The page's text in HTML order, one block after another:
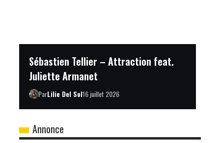
Sébastien Tellier – Attraction feat.
Juliette Armanet
ParLilie Del Sol16 juillet 2026
Annonce